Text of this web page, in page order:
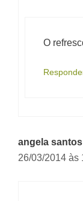
O
angela santos
26/03/2014 às